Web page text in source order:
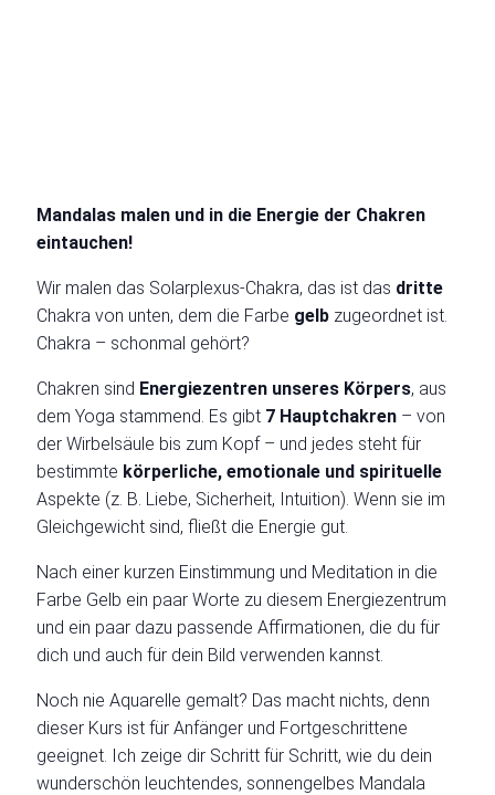
Mandalas malen und in die Energie der Chakren
eintauchen!
Wir malen das Solarplexus-Chakra, das ist das dritte
Chakra von unten, dem die Farbe gelb zugeordnet ist.
Chakra – schonmal gehört?
Chakren sind Energiezentren unseres Körpers, aus
dem Yoga stammend. Es gibt 7 Hauptchakren – von
der Wirbelsäule bis zum Kopf – und jedes steht für
bestimmte körperliche, emotionale und spirituelle
Aspekte (z. B. Liebe, Sicherheit, Intuition). Wenn sie im
Gleichgewicht sind, fließt die Energie gut.
Nach einer kurzen Einstimmung und Meditation in die
Farbe Gelb ein paar Worte zu diesem Energiezentrum
und ein paar dazu passende Affirmationen, die du für
dich und auch für dein Bild verwenden kannst.
Noch nie Aquarelle gemalt? Das macht nichts, denn
dieser Kurs ist für Anfänger und Fortgeschrittene
geeignet. Ich zeige dir Schritt für Schritt, wie du dein
wunderschön leuchtendes, sonnengelbes Mandala